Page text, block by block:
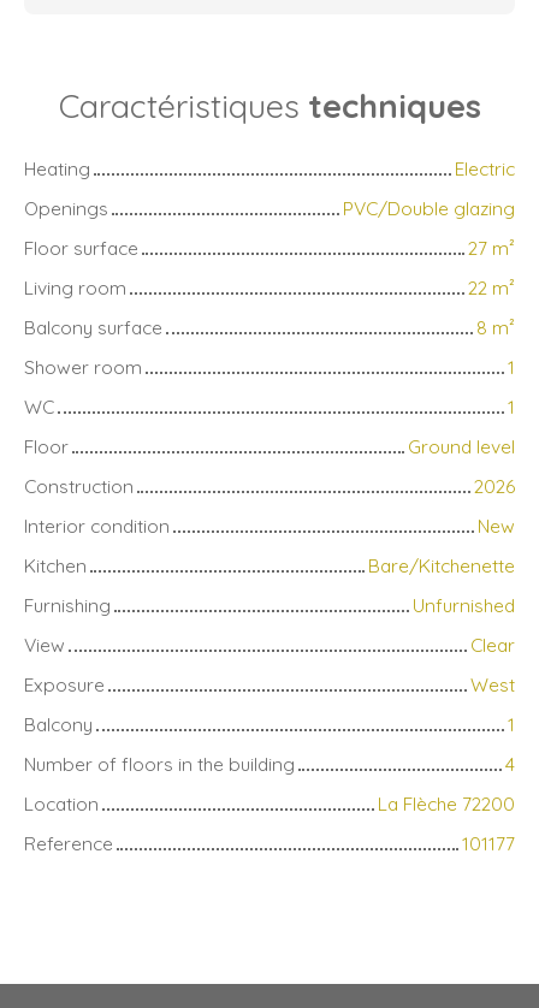
Caractéristiques techniques
Heating
Electric
Openings
PVC/Double glazing
Floor surface
27 m²
Living room
22 m²
Balcony surface
8 m²
Shower room
1
WC
1
Floor
Ground level
Construction
2026
Interior condition
New
Kitchen
Bare/Kitchenette
Furnishing
Unfurnished
View
Clear
Exposure
West
Balcony
1
Number of floors in the building
4
Location
La Flèche 72200
Reference
101177